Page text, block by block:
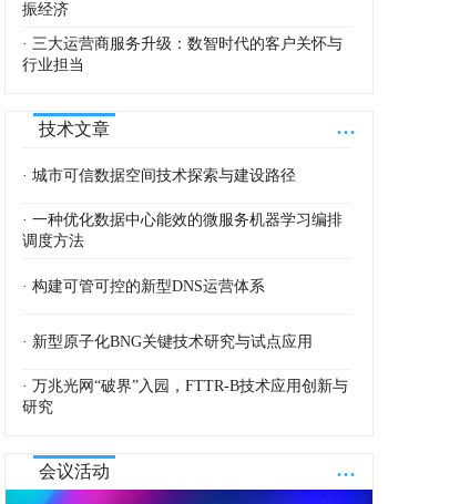
振经济
· 三大运营商服务升级：数智时代的客户关怀与
行业担当
...
技术文章
· 城市可信数据空间技术探索与建设路径
· 一种优化数据中心能效的微服务机器学习编排
调度方法
· 构建可管可控的新型DNS运营体系
· 新型原子化BNG关键技术研究与试点应用
· 万兆光网“破界”入园，FTTR-B技术应用创新与
研究
...
会议活动